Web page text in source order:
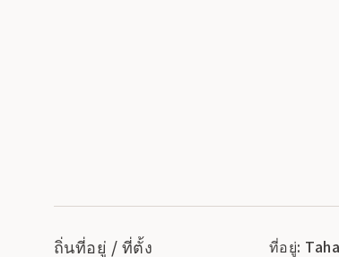
ถิ่นที่อยู่ / ที่ตั้ง ที่อยู่: